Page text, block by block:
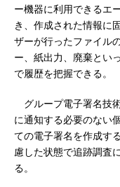
ー機器に利用できるエ
き、作成された情報に
ザーが行ったファイル
ー、紙出力、廃棄とい
で履歴を把握できる。
グループ電子署名技
に通知する必要のない
ての電子署名を作成す
慮した状態で追跡調査
る。